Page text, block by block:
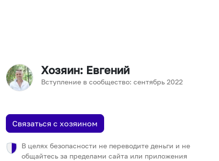
Хозяин: Евгений
Вступление в сообщество: сентябрь 2022
Связаться с хозяином
В целях безопасности не переводите деньги и не
общайтесь за пределами сайта или приложения